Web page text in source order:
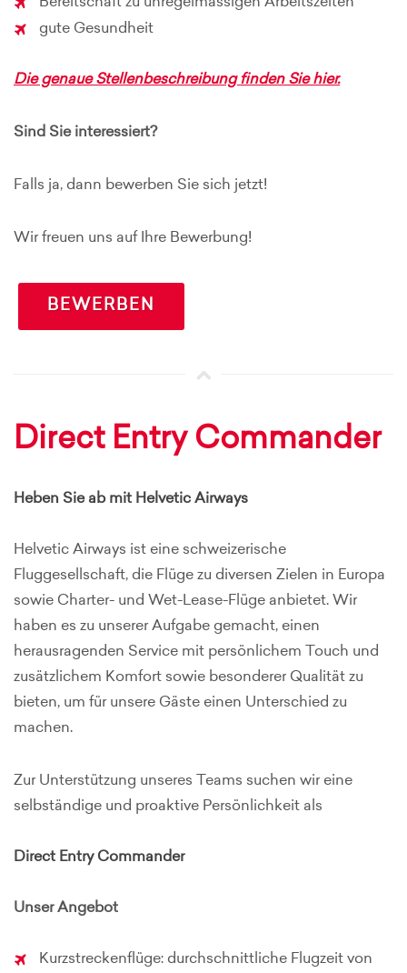
gute Gesundheit
Die genaue Stellenbeschreibung finden Sie hier.
Sind Sie interessiert?
Falls ja, dann bewerben Sie sich jetzt!
Wir freuen uns auf Ihre Bewerbung!
BEWERBEN
Direct Entry Commander
Heben Sie ab mit Helvetic Airways
Helvetic Airways ist eine schweizerische
Fluggesellschaft, die Flüge zu diversen Zielen in Europa
sowie Charter- und Wet-Lease-Flüge anbietet. Wir
haben es zu unserer Aufgabe gemacht, einen
herausragenden Service mit persönlichem Touch und
zusätzlichem Komfort sowie besonderer Qualität zu
bieten, um für unsere Gäste einen Unterschied zu
machen.
Zur Unterstützung unseres Teams suchen wir eine
selbständige und proaktive Persönlichkeit als
Direct Entry Commander
Unser Angebot
Kurzstreckenflüge: durchschnittliche Flugzeit von